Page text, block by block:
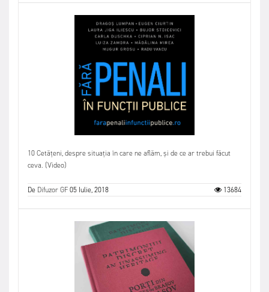
10 Cetățeni, despre situația în care ne aflăm, și de ce ar trebui făcut
ceva. (Video)
De Difuzor GF05 Iulie, 2018 13684